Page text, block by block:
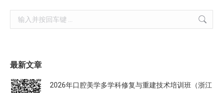
Search:
最新文章
2026年口腔美学多学科修复与重建技术培训班（浙江